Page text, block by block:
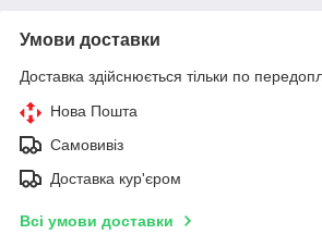
Умови доставки
Доставка здійснюється тільки по
Нова Пошта
Самовивіз
Доставка кур'єром
Всі умови доставки